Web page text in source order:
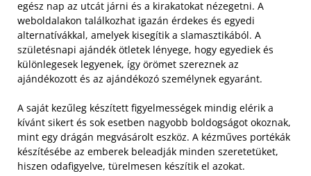
egész nap az utcát járni és a kirakatokat nézegetni. A
weboldalakon találkozhat igazán érdekes és egyedi
alternatívákkal, amelyek kisegítik a slamasztikából. A
születésnapi ajándék ötletek lényege, hogy egyediek és
különlegesek legyenek, így örömet szereznek az
ajándékozott és az ajándékozó személynek egyaránt.
A saját kezűleg készített figyelmességek mindig elérik a
kívánt sikert és sok esetben nagyobb boldogságot okoznak,
mint egy drágán megvásárolt eszköz. A kézműves portékák
készítésébe az emberek beleadják minden szeretetüket,
hiszen odafigyelve, türelmesen készítik el azokat.